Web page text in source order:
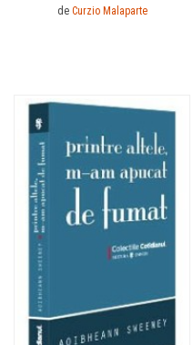
de Curzio Malaparte